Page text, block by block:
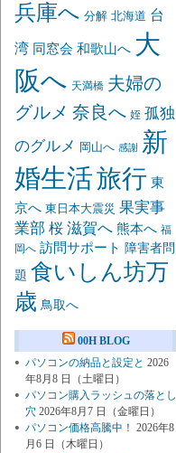
兵庫へ 分解 北海道 台
湾 同窓会 和歌山へ 大
阪へ 天満橋 夫婦の
グルメ 奈良へ 姪 孤独
のグルメ
岡山へ 感謝 新
婚生活旅行 東
京へ 東日本大震災 果実事
業部 桜 滋賀へ 熊本へ 福
岡へ 訪問サポート 障害者問
題 食いしん坊万
歳 鳥取へ
00H BLOG
パソコンの納品と設定と 2026
年8月8 日（土曜日）
パソコン購入ラッシュの落とし
穴 2026年8月7 日（金曜日）
パソコン価格高騰中！ 2026年8
月6 日（木曜日）